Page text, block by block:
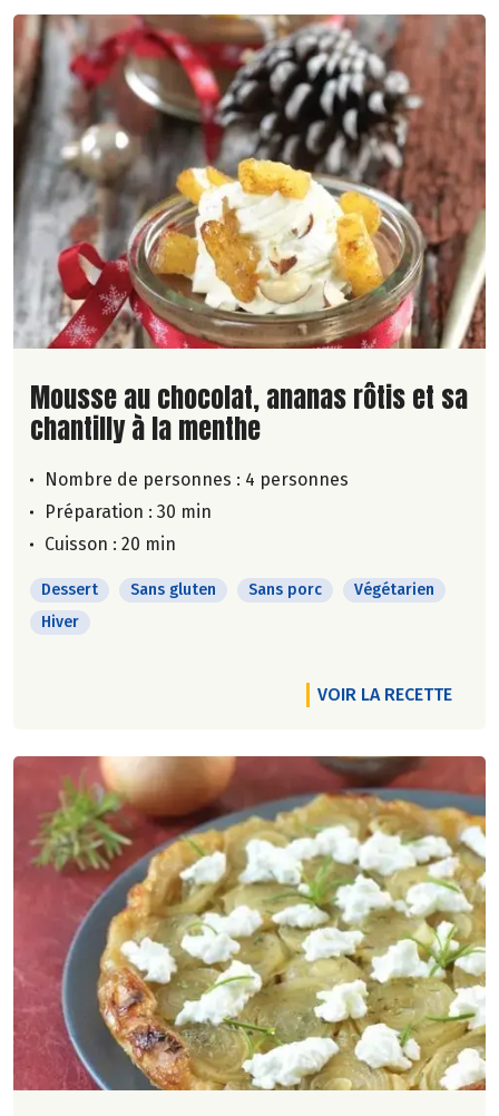
Lire la suite de la recette
Mousse au chocolat, ananas rôtis et sa
chantilly à la menthe
Nombre de personnes : 4 personnes
Préparation : 30 min
Cuisson : 20 min
Dessert Sans gluten Sans porc
Végétarien
Hiver
VOIR LA RECETTE